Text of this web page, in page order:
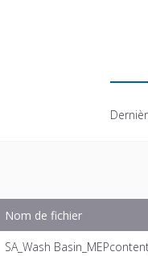
Nom de fichier
SA_Wash